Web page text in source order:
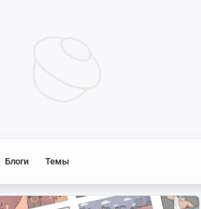
Блоги Темы